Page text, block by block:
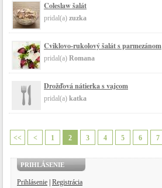
Coleslaw šalát
pridal(a) zuzka
Cviklovo-rukolový šalát s parmezánom
pridal(a) Romana
Drožďová nátierka s vajcom
pridal(a) katka
<< < 1 2 3 4 5 6 7
PRIHLÁSENIE
Prihlásenie Registrácia